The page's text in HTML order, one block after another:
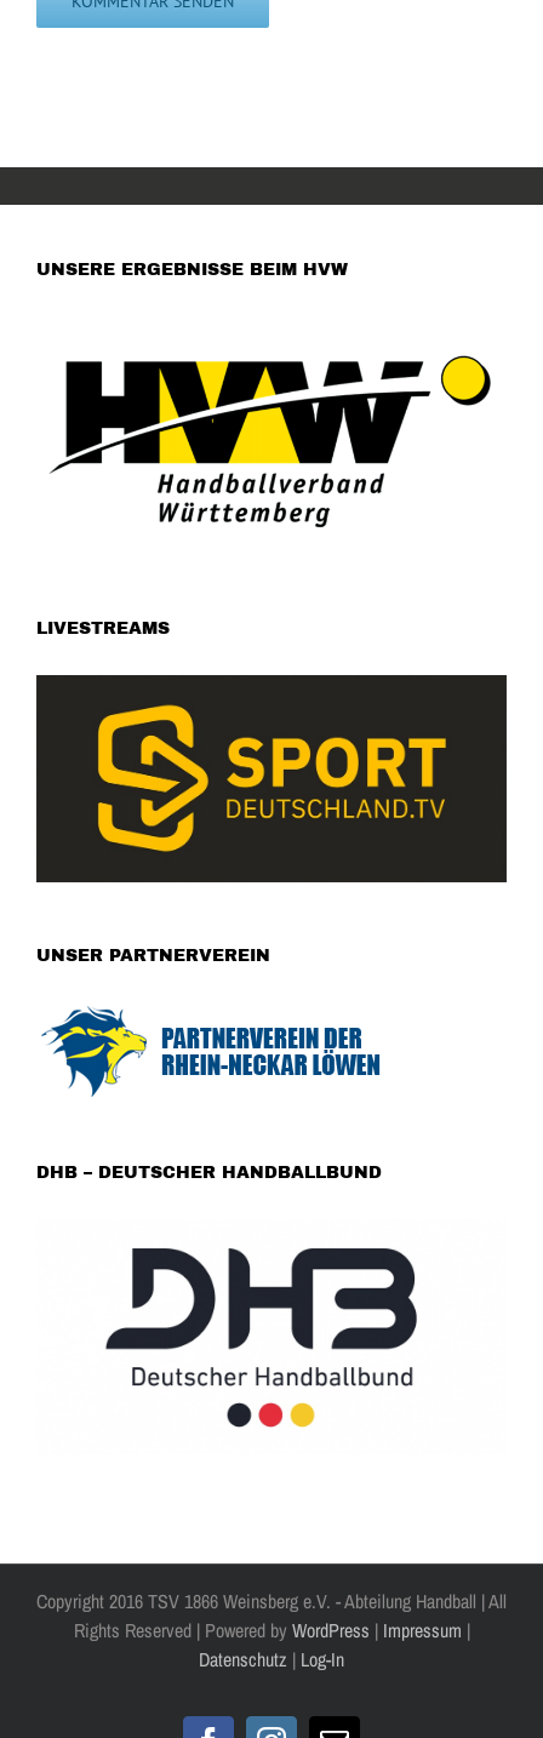
UNSERE ERGEBNISSE BEIM HVW
LIVESTREAMS
UNSER PARTNERVEREIN
DHB – DEUTSCHER HANDBALLBUND
Copyright 2016 TSV 1866 Weinsberg e.V. - Abteilung Handball | All
Rights Reserved | Powered by WordPress | Impressum |
Datenschutz | Log-In